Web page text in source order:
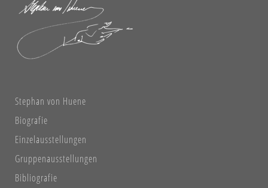
Stephan von Huene
Biografie
Einzelausstellungen
Gruppenausstellungen
Bibliografie